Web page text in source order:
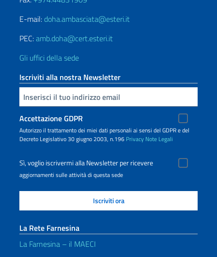
E-mail: doha.ambasciata@esteri.it
PEC:amb.doha@cert.esteri.it
Gli uffici della sede
Iscriviti alla nostra Newsletter
Inserisci la tua email
Accettazione GDPR
Autorizzo il trattamento dei miei dati personali ai sensi del GDPR e del
Decreto Legislativo 30 giugno 2003, n.196 Privacy Note Legali
Sì, voglio iscrivermi alla Newsletter per ricevere
aggiornamenti sulle attività di questa sede
La Rete Farnesina
La Farnesina – il MAECI